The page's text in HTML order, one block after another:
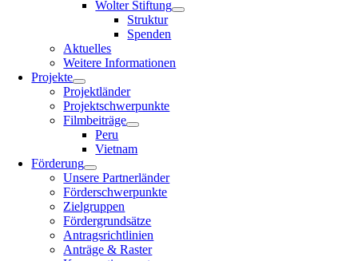
Wolter Stiftung
Struktur
Spenden
Aktuelles
Weitere Informationen
Projekte
Projektländer
Projektschwerpunkte
Filmbeiträge
Peru
Vietnam
Förderung
Unsere Partnerländer
Förderschwerpunkte
Zielgruppen
Fördergrundsätze
Antragsrichtlinien
Anträge & Raster